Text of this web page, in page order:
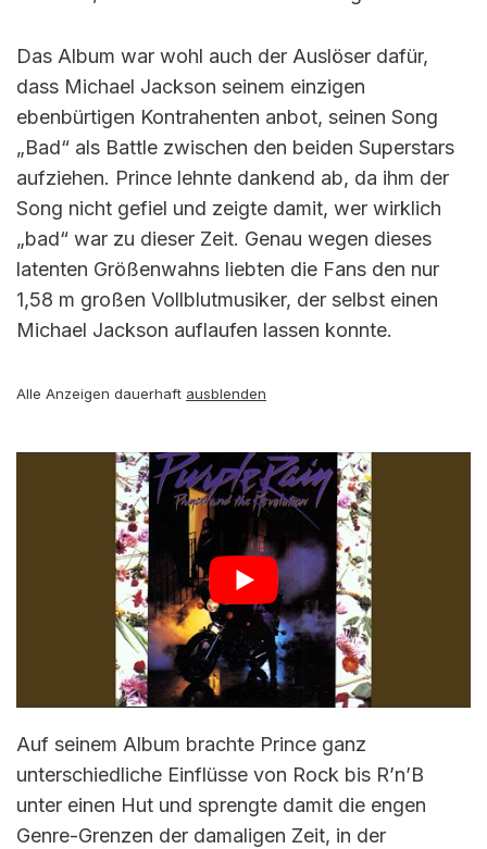
Das Album war wohl auch der Auslöser dafür,
dass Michael Jackson seinem einzigen
ebenbürtigen Kontrahenten anbot, seinen Song
„Bad“ als Battle zwischen den beiden Superstars
aufziehen. Prince lehnte dankend ab, da ihm der
Song nicht gefiel und zeigte damit, wer wirklich
„bad“ war zu dieser Zeit. Genau wegen dieses
latenten Größenwahns liebten die Fans den nur
1,58 m großen Vollblutmusiker, der selbst einen
Michael Jackson auflaufen lassen konnte.
Alle Anzeigen dauerhaft ausblenden
Auf seinem Album brachte Prince ganz
unterschiedliche Einflüsse von Rock bis R’n’B
unter einen Hut und sprengte damit die engen
Genre-Grenzen der damaligen Zeit, in der